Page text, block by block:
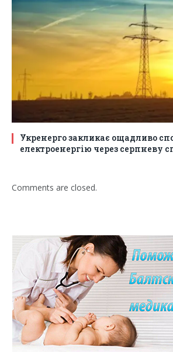
Укренерго закликає ощадливо
електроенергію через серпневу
Comments are closed.